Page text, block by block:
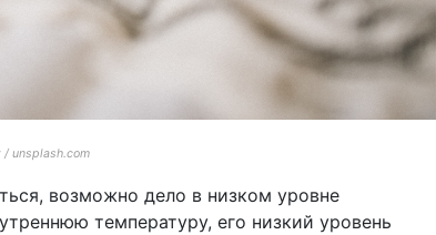
/ unsplash.com
возможно дело в низком уровне
температуру, его низкий уровень